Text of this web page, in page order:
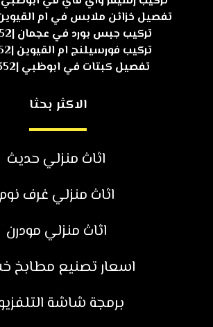
تفصيل خزائن ملابس في ام القيوين
تركيب جبس بورد في عجمان |0566713352
تركيب فورسيلنج ام القيوين |0566713352
تفصيل كبتات في ابوظبي |0566713352|
الاكثر بحثا
اثاث منزلي حديث
اثاث منزلي غرف نوم
اثاث منزلي مودرن
اسعار تصنيع مطابخ
برمجة شاشة